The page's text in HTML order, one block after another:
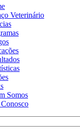
Veterinário
Somos